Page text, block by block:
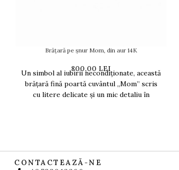
Brățară pe șnur Mom, din aur 14K
800,00 LEI
Un simbol al iubirii necondiționate, această
brățară fină poartă cuvântul „Mom” scris
cu litere delicate și un mic detaliu în
CONTACTEAZĂ-NE